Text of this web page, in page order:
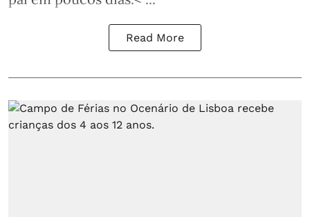
Read More